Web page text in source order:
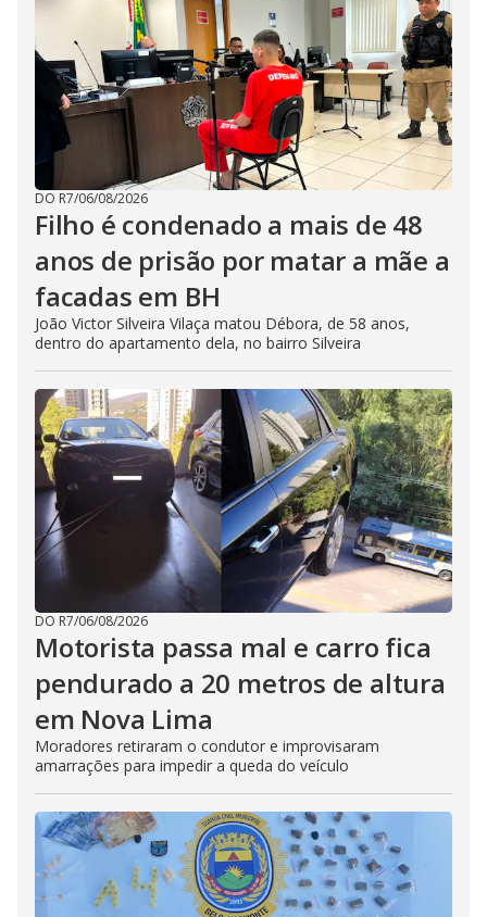
DO R7/06/08/2026
Filho é condenado a mais de 48
anos de prisão por matar a mãe a
facadas em BH
João Victor Silveira Vilaça matou Débora, de 58 anos,
dentro do apartamento dela, no bairro Silveira
DO R7/06/08/2026
Motorista passa mal e carro fica
pendurado a 20 metros de altura
em Nova Lima
Moradores retiraram o condutor e improvisaram
amarrações para impedir a queda do veículo